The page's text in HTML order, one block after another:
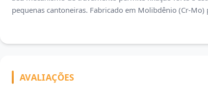
pequenas cantoneiras. Fabricado em Molibdênio (Cr-
AVALIAÇÕES